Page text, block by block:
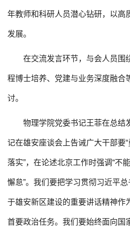
年教师和科研人员潜心钻研，以高
发展。
在交流发言环节，与会人员围
程博士培养、党建与业务深度融合
讨。
物理学院党委书记王菲在总结
记在雄安座谈会上告诫广大干部要
落实”，在论述北京工作时强调“不
懈怠”。我们要把学习贯彻习近平
于雄安新区建设的重要讲话精神作
首要政治任务。我们要始终面向国